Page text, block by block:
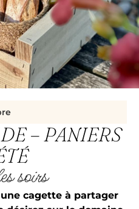
– PANIERS
soirs
cagette à partager